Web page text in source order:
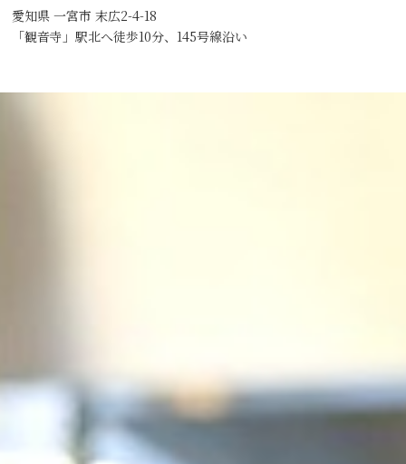
愛知県 一宮市 末広2-4-18
「観音寺」駅北へ徒歩10分、145号線沿い